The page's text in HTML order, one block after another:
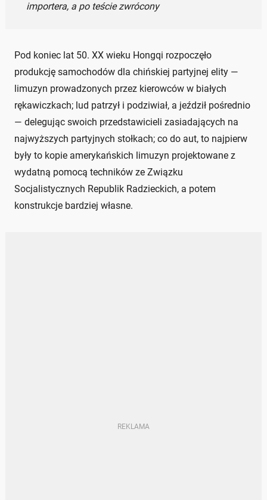
importera, a po teście zwrócony
Pod koniec lat 50. XX wieku Hongqi rozpoczęło
produkcję samochodów dla chińskiej partyjnej elity —
limuzyn prowadzonych przez kierowców w białych
rękawiczkach; lud patrzył i podziwiał, a jeździł pośrednio
— delegując swoich przedstawicieli zasiadających na
najwyższych partyjnych stołkach; co do aut, to najpierw
były to kopie amerykańskich limuzyn projektowane z
wydatną pomocą techników ze Związku
Socjalistycznych Republik Radzieckich, a potem
konstrukcje bardziej własne.